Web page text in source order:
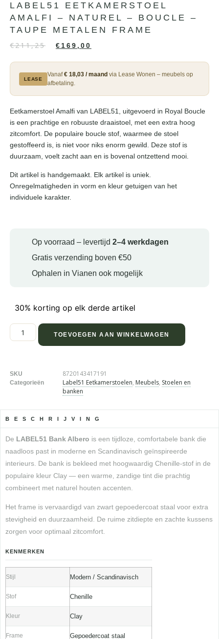
LABEL51 EETKAMERSTOEL
AMALFI – NATUREL – BOUCLE –
TAUPE METALEN FRAME
€211,25 € 169,00
LEASE
Vanaf€ 18,03 / maand via Lease Wonen – meubels op
afbetaling.
Eetkamerstoel Amalfi van LABEL51, uitgevoerd in Royal Boucle
is een prachtige en robuuste draaistoel, met een extra hoog
zitcomfort. De populaire boucle stof, waarmee de stoel
gestoffeerd is, is niet voor niks enorm gewild. Deze stof is
duurzaam, voelt zacht aan en is bovenal ontzettend mooi.
Dit artikel is handgemaakt. Elk artikel is uniek.
Onregelmatigheden in vorm en kleur getuigen van het
individuele karakter.
Op voorraad – levertijd 2–4 werkdagen
Gratis verzending boven €50
Ophalen in Vianen ook mogelijk
30% korting op elk derde artikel
TOEVOEGEN AAN WINKELWAGEN
SKU 8720143417191
Categorieën Label51 Eetkamerstoelen, Meubels, Stoelen en
banken
BESCHRIJVING
De LABEL51 Bank Albero is een tijdloze, comfortabele bank die
naadloos past in moderne en Scandinavisch geïnspireerde
interieurs. De bank is bekleed met hoogwaardig Chenille-stof in de
populaire kleur Clay — een warme, zandige tint die prachtig
combineert met naturel houten accenten.
Het frame is vervaardigd van zwart gepoedercoat staal voor extra
stevigheid en duurzaamheid. De ruime zitdiepte en zachte kussens
zorgen voor optimaal zitcomfort.
KENMERKEN
Stijl Modern / Scandinavisch
Stof Chenille
Kleur Clay
Frame Gepoedercoat staal